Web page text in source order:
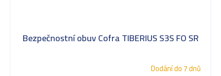
Bezpečnostní obuv Cofra TIBERIUS S3S FO SR
Dodání do 7 dnů